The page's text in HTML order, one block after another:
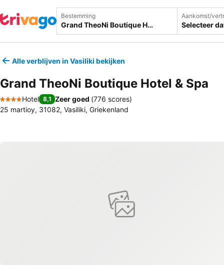
Bestemming Aankomst/
Selecteer
Alle verblijven in Vasiliki bekijken
Grand TheoNi Boutique Hotel & Spa
4 Sterren
Hotel 8,1 Zeer goed (776 scores)
25 martioy, 31082, Vasiliki, Griekenland